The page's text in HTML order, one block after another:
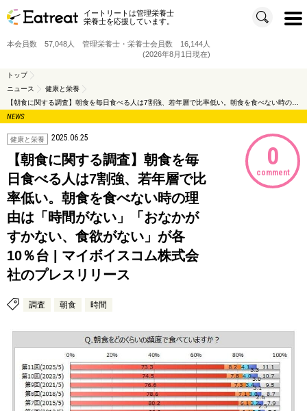
イートリートは管理栄養士
栄養士を応援しています。
t
o
t
i
本会員数 57,048人 管理栄養士・栄養士会員数 16,144人
(2026年8月1日現在)
トップ
ニュース
健康と栄養
NEWS
健康と栄養 2025.06.25
【朝食に関する調査】朝食を毎
日食べる人は7割強、若年層で比
率低い。朝食を食べない時の理
由は「時間がない」「おなかが
すかない、食欲がない」が各
10％台 | マイボイスコム株式会
社のプレスリリース
調査 朝食 時間
0
comment